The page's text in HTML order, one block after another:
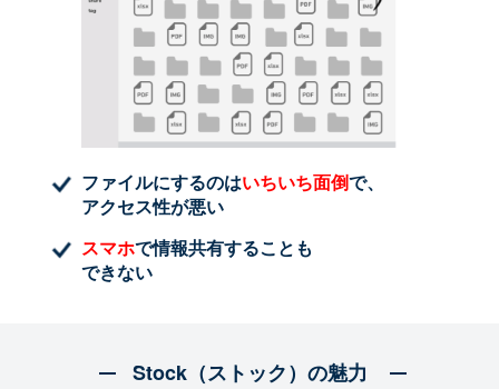
ファイルにするのはいちいち面倒で、
アクセス性が悪い
スマホで情報共有することも
できない
Stock（ストック）の魅力